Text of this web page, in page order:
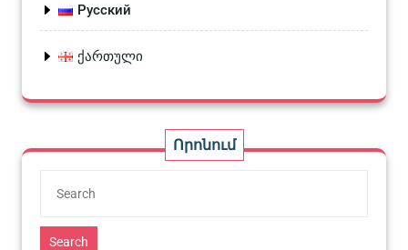
Русский
ქართული
Որոնում
Search